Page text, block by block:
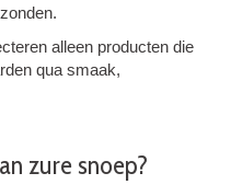
alleen producten die
qua smaak,
zure snoep?